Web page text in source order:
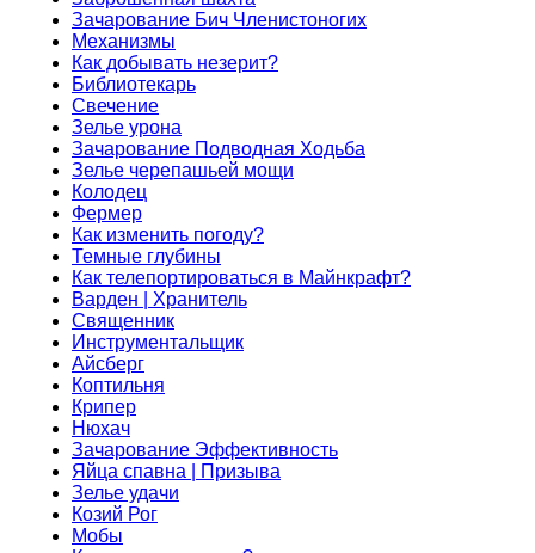
Зачарование Бич Членистоногих
Механизмы
Как добывать незерит?
Библиотекарь
Свечение
Зелье урона
Зачарование Подводная Ходьба
Зелье черепашьей мощи
Колодец
Фермер
Как изменить погоду?
Темные глубины
Как телепортироваться в Майнкрафт?
Варден | Хранитель
Священник
Инструментальщик
Айсберг
Коптильня
Крипер
Нюхач
Зачарование Эффективность
Яйца спавна | Призыва
Зелье удачи
Козий Рог
Мобы